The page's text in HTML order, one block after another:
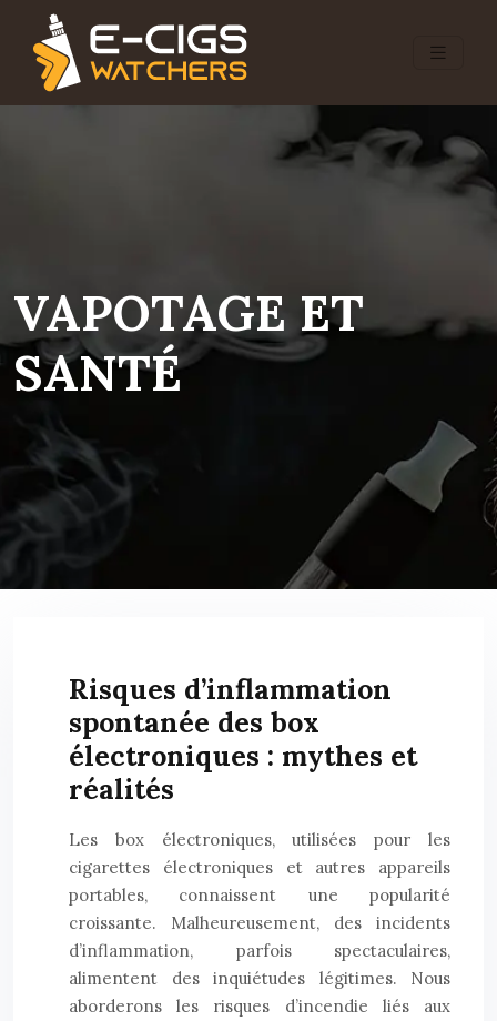
VAPOTAGE ET
SANTÉ
Risques d’inflammation
spontanée des box
électroniques : mythes et
réalités
Les box électroniques, utilisées pour les
cigarettes électroniques et autres appareils
portables, connaissent une popularité
croissante. Malheureusement, des incidents
d’inflammation, parfois spectaculaires,
alimentent des inquiétudes légitimes. Nous
aborderons les risques d’incendie liés aux